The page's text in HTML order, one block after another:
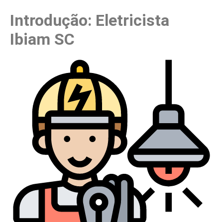
Introdução: Eletricista
Ibiam SC